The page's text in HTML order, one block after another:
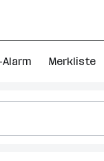
Merkliste